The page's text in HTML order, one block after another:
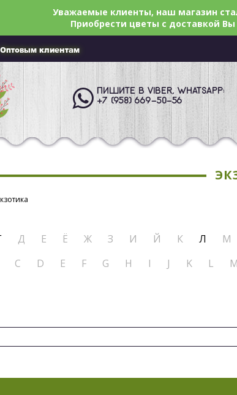
Уважаемые клиенты, наш магазин
Приобрести цветы с доставкой
Оптовым клиентам
ПИШИТЕ В VIBER, WHATSAPP:
+7 (958) 669-50-56
Д Е Ё Ж З И Й К Л М
C D E F G H I J K L M